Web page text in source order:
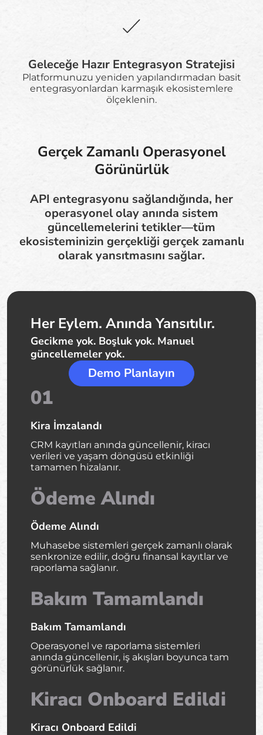
Geleceğe Hazır Entegrasyon Stratejisi
Platformunuzu yeniden yapılandırmadan basit
entegrasyonlardan karmaşık ekosistemlere
ölçeklenin.
Gerçek Zamanlı Operasyonel
Görünürlük
API entegrasyonu sağlandığında, her
operasyonel olay anında sistem
güncellemelerini tetikler—tüm
ekosisteminizin gerçekliği gerçek zamanlı
olarak yansıtmasını sağlar.
Her Eylem. Anında Yansıtılır.
Gecikme yok. Boşluk yok. Manuel
güncellemeler yok.
Demo Planlayın
01
Kira İmzalandı
CRM kayıtları anında güncellenir, kiracı
verileri ve yaşam döngüsü etkinliği
tamamen hizalanır.
Ödeme Alındı
Ödeme Alındı
Muhasebe sistemleri gerçek zamanlı olarak
senkronize edilir, doğru finansal kayıtlar ve
raporlama sağlanır.
Bakım Tamamlandı
Bakım Tamamlandı
Operasyonel ve raporlama sistemleri
anında güncellenir, iş akışları boyunca tam
görünürlük sağlanır.
Kiracı Onboard Edildi
Kiracı Onboard Edildi